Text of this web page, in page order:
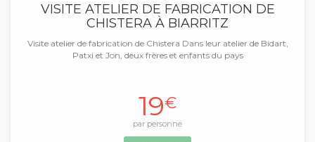
VISITE ATELIER DE FABRICATION DE
CHISTERA À BIARRITZ
Visite atelier de fabrication de Chistera Dans leur atelier de Bidart,
Patxi et Jon, deux frères et enfants du pays
19€
par personne